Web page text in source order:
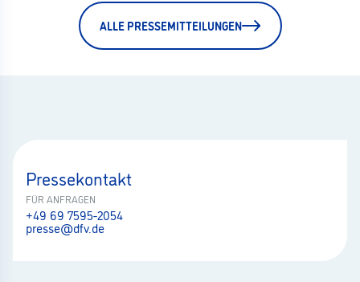
ALLE PRESSEMITTEILUNGEN
Pressekontakt
FÜR ANFRAGEN
+49 69 7595-2054
presse@dfv.de